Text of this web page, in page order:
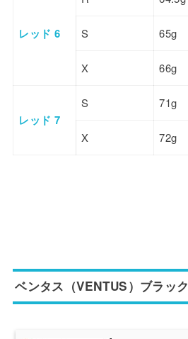
レッド 6 S 65g
X 66g
レッド 7
S 71g
X 72g
ベンタス（VENTUS）ブラック